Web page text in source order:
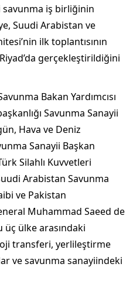
savunma iş birliğinin
Suudi Arabistan ve
ilk toplantısının
gerçekleştirildiğini
Bakan Yardımcısı
Savunma Sanayii
Hava ve Deniz
Sanayii Başkan
Silahlı Kuvvetleri
Arabistan Savunma
ve Pakistan
Muhammad Saeed de
üç ülke arasındaki
transferi, yerlileştirme
ve savunma sanayiindeki